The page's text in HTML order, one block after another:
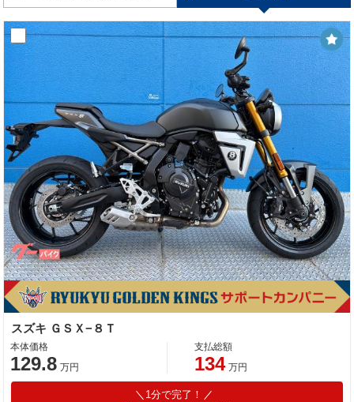
スズキ ＧＳＸ−８Ｔ
本体価格
129.8 万円
支払総額
134 万円
1分で完了！